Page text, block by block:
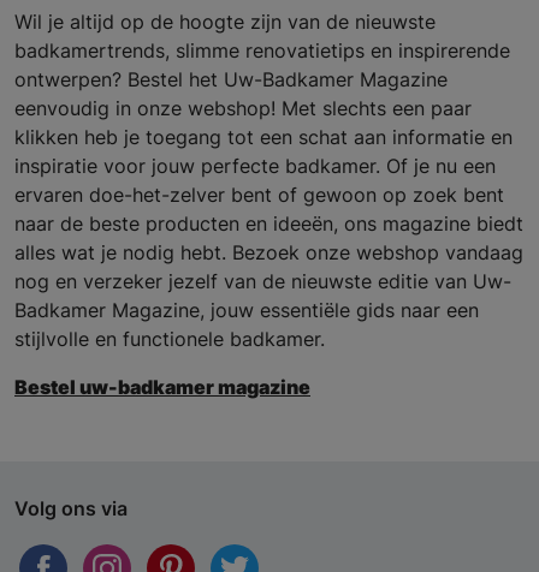
Wil je altijd op de hoogte zijn van de nieuwste
badkamertrends, slimme renovatietips en inspirerende
ontwerpen? Bestel het Uw-Badkamer Magazine
eenvoudig in onze webshop! Met slechts een paar
klikken heb je toegang tot een schat aan informatie en
inspiratie voor jouw perfecte badkamer. Of je nu een
ervaren doe-het-zelver bent of gewoon op zoek bent
naar de beste producten en ideeën, ons magazine biedt
alles wat je nodig hebt. Bezoek onze webshop vandaag
nog en verzeker jezelf van de nieuwste editie van Uw-
Badkamer Magazine, jouw essentiële gids naar een
stijlvolle en functionele badkamer.
Bestel uw-badkamer magazine
Volg ons via